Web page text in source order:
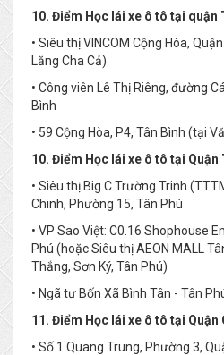
10. Điểm Học lái xe ô tô tại quận
• Siêu thị VINCOM Cộng Hòa,
Lăng Cha Cả)
• Công viên Lê Thị Riêng, đường
Bình
• 59 Cộng Hòa, P4, Tân Bình (tại
10. Điểm Học lái xe ô tô tại Quận
• Siêu thị Big C Trường Trinh
Chinh, Phường 15, Tân Phú
• VP Sao Việt: C0.16 Shophouse
Phú (hoặc Siêu thị AEON MALL
Thắng, Sơn Ký, Tân Phú)
• Ngã tư Bốn Xã Bình Tân - Tân
11. Điểm Học lái xe ô tô tại Quận
• Số 1 Quang Trung, Phường 3,